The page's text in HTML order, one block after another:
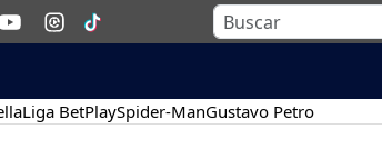
Liga BetPlaySpider-ManGustavo Petro